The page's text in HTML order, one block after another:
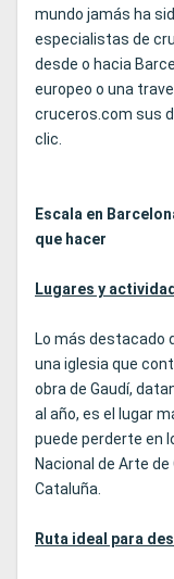
mundo jamás ha
especialistas de
desde o hacia
europeo o una
cruceros.com sus
clic.
Escala en
que hacer
Lugares y
Lo más destacado
una iglesia que
obra de Gaudí,
al año, es el lugar
puede perderte en
Nacional de Arte
Cataluña.
Ruta ideal para